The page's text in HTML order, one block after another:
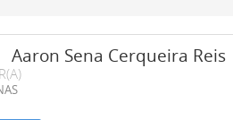
Aaron Sena Cerqueira Reis